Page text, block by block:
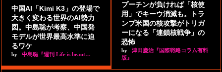
中国AI「Kimi K3」の登場で
大きく変わる世界のAI勢力
図。中島聡が考察、中国発
モデルが世界最高水準に迫
るワケ
by 中島聡『週刊 Life is beaut…
プーチンが負ければ「核使
用」でキーウ消滅も。トラ
ンプ米国の核攻撃がトリガ
ーになる「連鎖核戦争」の
恐怖
by
津田慶治『国際戦略コラム有料
版』